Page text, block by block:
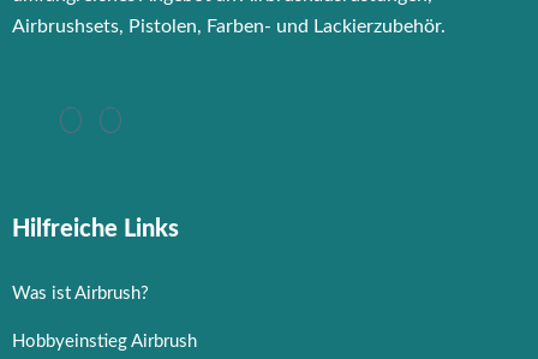
Airbrushsets, Pistolen, Farben- und Lackierzubehör.
Hilfreiche Links
Was ist Airbrush?
Hobbyeinstieg Airbrush